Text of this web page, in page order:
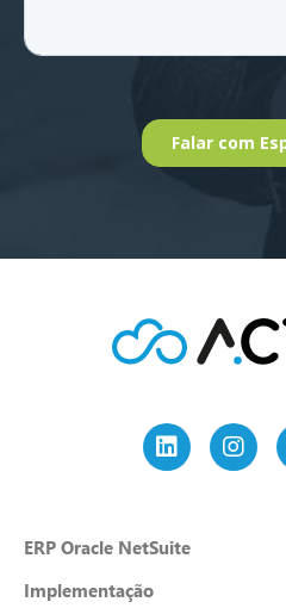
ERP Oracle NetSuite
Implementação